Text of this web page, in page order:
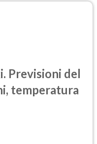
Previsioni del
temperatura